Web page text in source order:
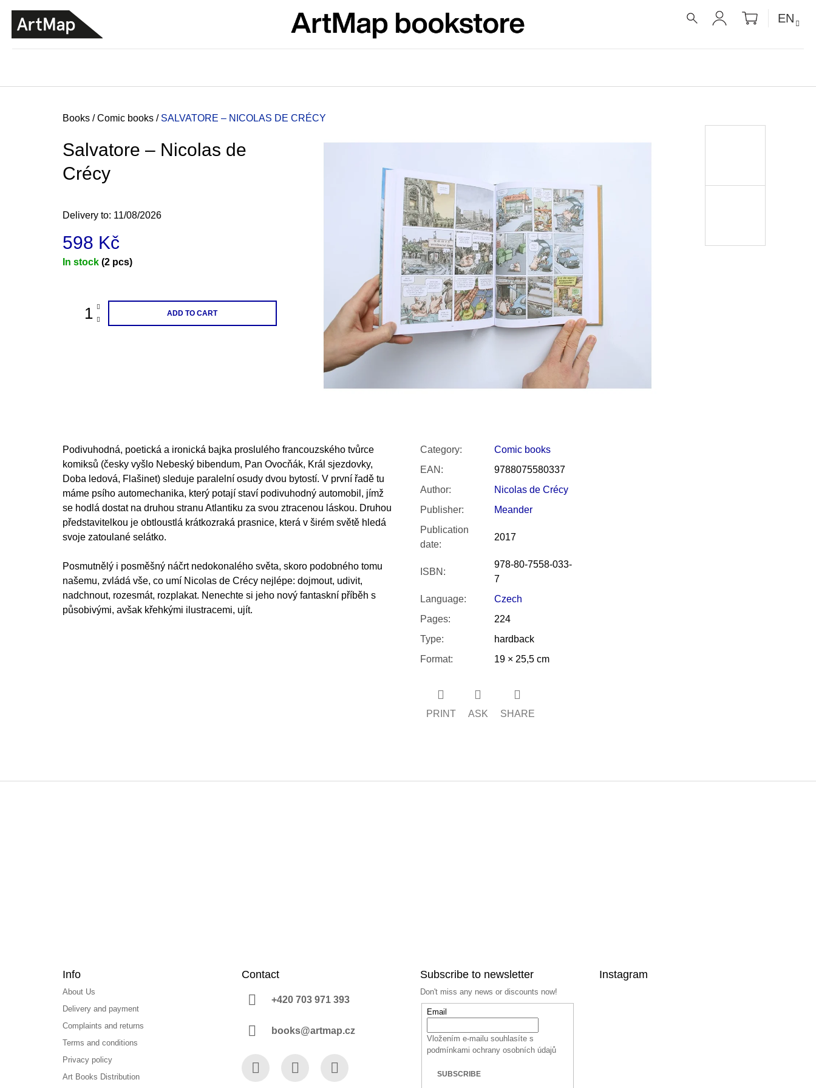
CART
EN
Home
Books / Comic books / SALVATORE – NICOLAS DE CRÉCY
Salvatore – Nicolas de
Crécy
Delivery to: 11/08/2026
598 Kč
Measure
In stock (2 pcs)
ADD TO CART
Podivuhodná, poetická a ironická bajka proslulého francouzského tvůrce
komiksů (česky vyšlo Nebeský bibendum, Pan Ovocňák, Král sjezdovky,
Doba ledová, Flašinet) sleduje paralelní osudy dvou bytostí. V první řadě tu
máme psího automechanika, který potají staví podivuhodný automobil, jímž
se hodlá dostat na druhou stranu Atlantiku za svou ztracenou láskou. Druhou
představitelkou je obtloustlá krátkozraká prasnice, která v širém světě hledá
svoje zatoulané selátko.
Posmutnělý i posměšný náčrt nedokonalého světa, skoro podobného tomu
našemu, zvládá vše, co umí Nicolas de Crécy nejlépe: dojmout, udivit,
nadchnout, rozesmát, rozplakat. Nenechte si jeho nový fantaskní příběh s
působivými, avšak křehkými ilustracemi, ujít.
Category:
Comic books
EAN :
9788075580337
Author:
Nicolas de Crécy
Publisher:
Meander
Publication
date:
2017
ISBN :
978-80-7558-033-
7
Language:
Czech
Pages:
224
Type:
hardback
Format: 19 × 25,5 cm
PRINT ASK SHARE
BACK
SHOPPING
BACK
SHOPPING
We recommend
ARTMAT BOX
VÝVAR
NEJEN ROMSKÉ RECEPTY PRO
SNESITELNĚJŠÍ KLIMA
300 Kč
Was: 350 Kč
Info
About Us
Delivery and payment
Complaints and returns
Terms and conditions
Privacy policy
Art Books Distribution
Contact
+420 703 971 393
books@artmap.cz
Subscribe to newsletter
Don't miss any news or discounts now!
Email
Vložením e-mailu souhlasíte s
podmínkami ochrany osobních údajů
SUBSCRIBE
Instagram